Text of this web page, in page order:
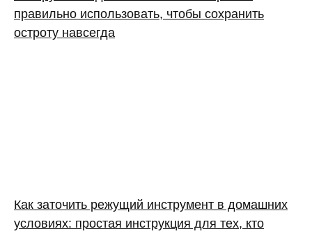
правильно использовать, чтобы сохранить
остроту навсегда
Как заточить режущий инструмент в домашних
условиях: простая инструкция для тех, кто